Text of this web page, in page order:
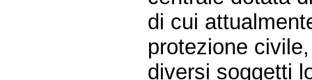
di cui
protezione
diversi soggetti